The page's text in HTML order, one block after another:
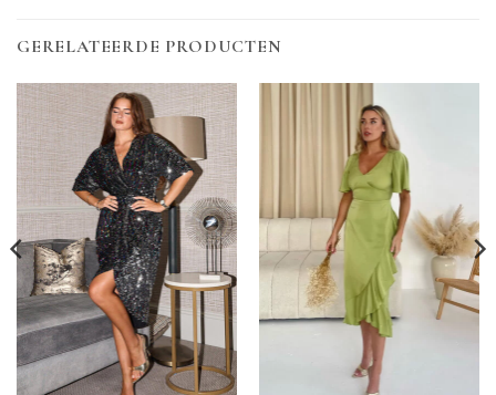
GERELATEERDE PRODUCTEN